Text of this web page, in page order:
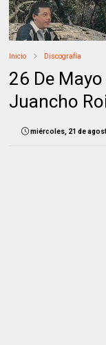
Inicio Discografía
26 De
Juancho
miércoles, 21 de